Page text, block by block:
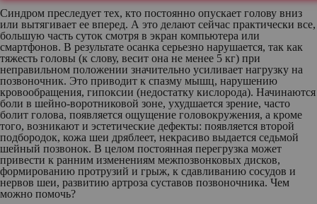
Синдром преследует тех, кто постоянно опускает голову вниз
или вытягивает ее вперед. А это делают сейчас практически все,
большую часть суток смотря в экран компьютера или
смартфонов. В результате осанка серьезно нарушается, так как
тяжесть головы (к слову, весит она не менее 5 кг) при
неправильном положении значительно усиливает нагрузку на
позвоночник. Это приводит к спазму мышц, нарушению
кровообращения, гипоксии (недостатку кислорода). Начинаются
боли в шейно-воротниковой зоне, ухудшается зрение, часто
болит голова, появляется ощущение головокружения, а кроме
того, возникают и эстетические дефекты: появляется второй
подбородок, кожа шеи дряблеет, некрасиво выдается седьмой
шейный позвонок. В целом постоянная перегрузка может
привести к ранним изменениям межпозвонковых дисков,
формированию протрузий и грыж, к сдавливанию сосудов и
нервов шеи, развитию артроза суставов позвоночника. Чем
можно помочь?